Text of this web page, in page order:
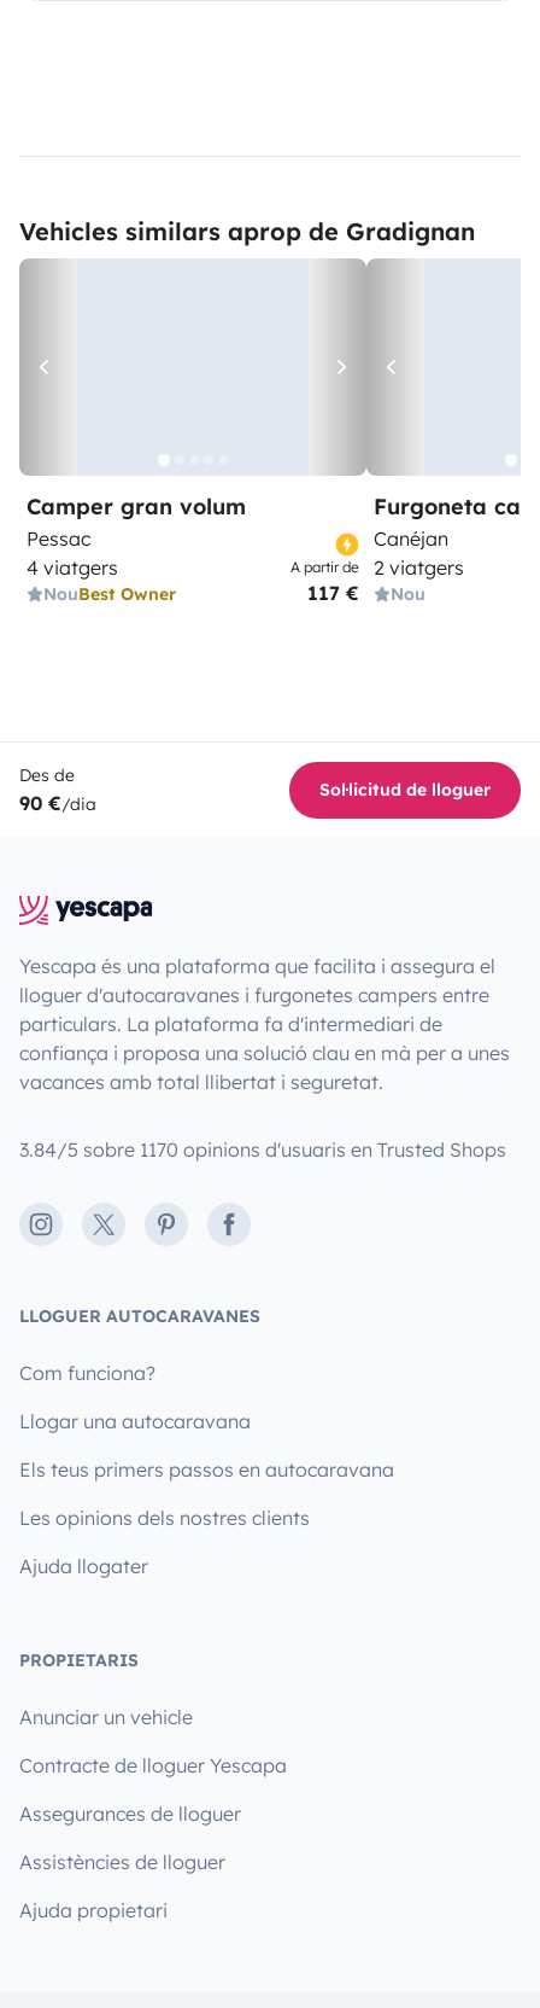
Vehicles similars aprop de Gradignan
Camper gran volum
Pessac
4 viatgers
NouBest Owner
A partir de
117 €
Furgoneta
Canéjan
2 viatgers
Nou
Des de
90 €/dia
Sol·licitud de lloguer
Yescapa és una plataforma que facilita i assegura el
lloguer d'autocaravanes i furgonetes campers entre
particulars. La plataforma fa d'intermediari de
confiança i proposa una solució clau en mà per a unes
vacances amb total llibertat i seguretat.
3.84/5 sobre 1170 opinions d'usuaris en Trusted Shops
Instagram
X PinterestFacebook
LLOGUER AUTOCARAVANES
Com funciona?
Llogar una autocaravana
Els teus primers passos en autocaravana
Les opinions dels nostres clients
Ajuda llogater
PROPIETARIS
Anunciar un vehicle
Contracte de lloguer Yescapa
Assegurances de lloguer
Assistències de lloguer
Ajuda propietari